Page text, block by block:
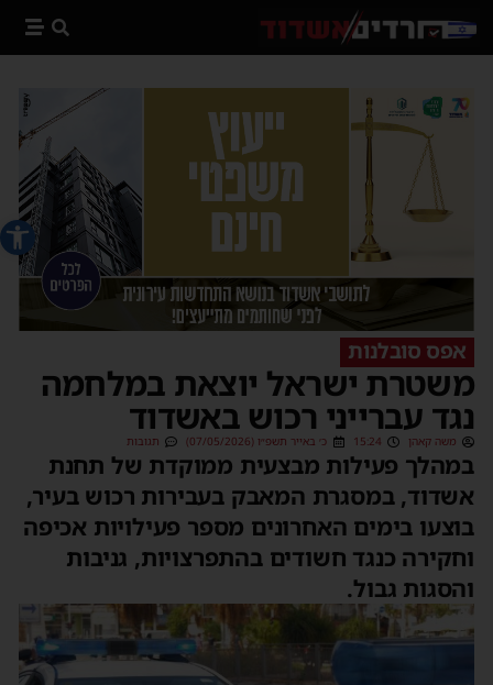
פתח
אפס סובלנות
משטרת ישראל יוצאת במלחמה
נגד עברייני רכוש באשדוד
משה קאהן 15:24 כ׳ באייר תשפ״ו (07/05/2026) תגובות
במהלך פעילות מבצעית ממוקדת של תחנת
אשדוד, במסגרת המאבק בעבירות רכוש בעיר,
בוצעו בימים האחרונים מספר פעילויות אכיפה
וחקירה כנגד חשודים בהתפרצויות, גניבות
והסגות גבול.